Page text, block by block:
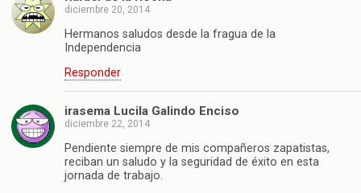
diciembre 20, 2014
Hermanos saludos desde la fragua de la
Independencia
Responder
irasema Lucila Galindo Enciso
diciembre 22, 2014
Pendiente siempre de mis compañeros zapatistas,
reciban un saludo y la seguridad de éxito en esta
jornada de trabajo.